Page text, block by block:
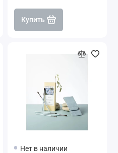
Купить
Нет в наличии